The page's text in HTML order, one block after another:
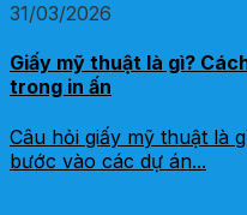
31/03/2026
Giấy mỹ thuật là gì?
trong in ấn
Câu hỏi giấy mỹ thuật là
bước vào các dự án...